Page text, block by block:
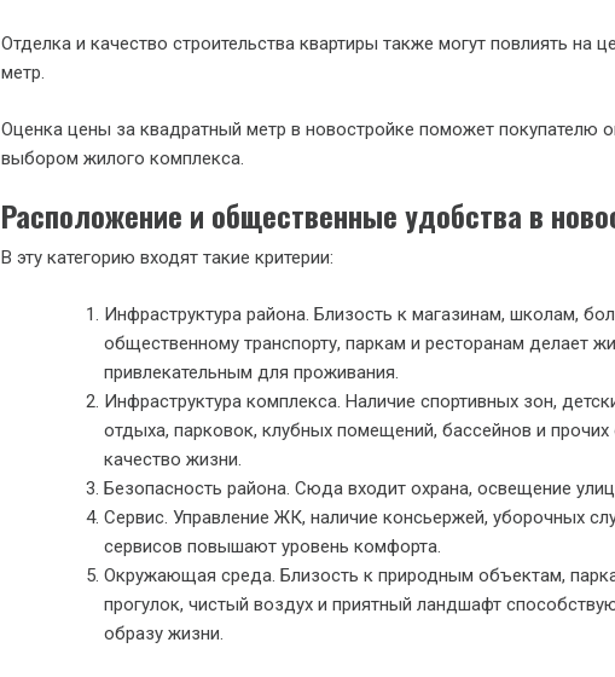
Отделка и качество строительства квартиры также могут повлиять на
метр.
Оценка цены за квадратный метр в новостройке поможет покупателю
выбором жилого комплекса.
Расположение и общественные удобства в
В эту категорию входят такие критерии:
Инфраструктура района. Близость к магазинам, школам,
общественному транспорту, паркам и ресторанам делает
привлекательным для проживания.
Инфраструктура комплекса. Наличие спортивных зон,
отдыха, парковок, клубных помещений, бассейнов и
качество жизни.
Безопасность района. Сюда входит охрана, освещение
Сервис. Управление ЖК, наличие консьержей, уборочных
сервисов повышают уровень комфорта.
Окружающая среда. Близость к природным объектам,
прогулок, чистый воздух и приятный ландшафт
образу жизни.